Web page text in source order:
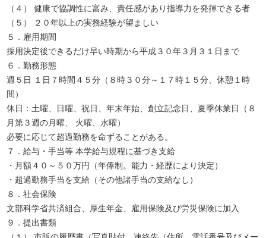
（４） 健康で協調性に富み、責任感があり指導力を発揮できる者
（５） ２０年以上の実務経験が望ましい
５．雇用期間
採用決定後できるだけ早い時期から平成３０年３月３１日まで
６．勤務形態
週５日 １日７時間４５分（８時３０分～１７時１５分、休憩１時
間）
休日：土曜、日曜、祝日、年末年始、創立記念日、夏季休業日（８
月第３週の月曜、 火曜、水曜）
必要に応じて超過勤務を命ずることがある。
７．給与・手当等 本学給与規程に基づき支給
・月額４０～５０万円（年俸制。能力・経歴により決定）
・超過勤務手当を支給（その他諸手当の支給なし）
８．社会保険
文部科学省共済組合、厚生年金、雇用保険及び労災保険に加入
９．提出書類